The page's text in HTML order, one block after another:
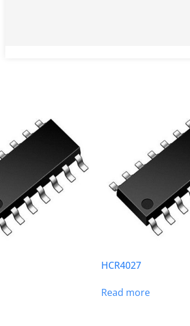
HCR4027
Read more